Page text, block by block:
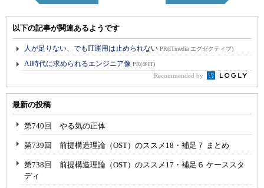
以下の記事が関連あるようです
人が足りない、でもIT運用は止められない PR(ITmedia エグゼクティブ)
AI時代に求められるエンジニア像 PR(＠IT)
Recommended by
最新の投稿
第740回 やる気の正体
第739回 前提構造理論（OST）のススメ18・補足７ まとめ
第738回 前提構造理論（OST）のススメ17・補足６ ケーススタ
ディ